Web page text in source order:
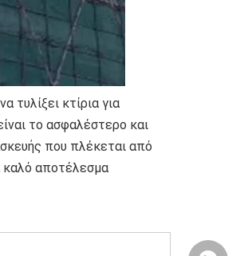
τυλίξει κτίρια για
το ασφαλέστερο και
που πλέκεται από
καλό αποτέλεσμα